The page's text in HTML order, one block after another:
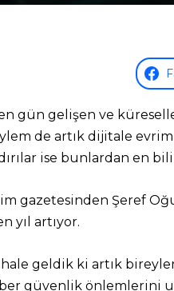
gün gelişen ve
de artık dijitale
ise bunlardan en
gazetesinden Şeref
yıl artıyor.
geldik ki artık
güvenlik önlemlerini